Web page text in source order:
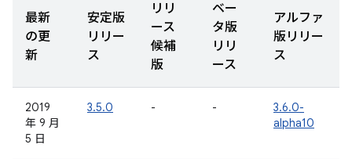
最新
の更
新
安定版
リリー
ス
リリ
ース
候補
版
ベー
タ版
リリ
ース
アルファ
版リリー
ス
2019
年 9 月
5 日
3.5.0 - -
3.6.0-
alpha10